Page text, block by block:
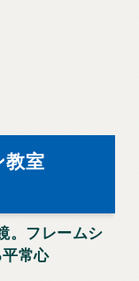
室
。フレームシ
常心